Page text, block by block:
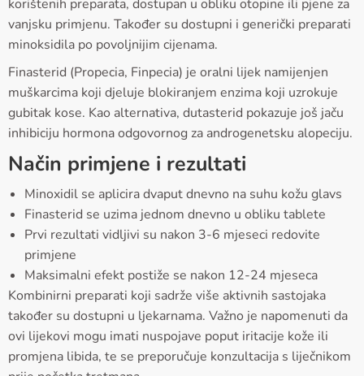
korištenih preparata, dostupan u obliku otopine ili pjene za
vanjsku primjenu. Također su dostupni i generički preparati
minoksidila po povoljnijim cijenama.
Finasterid (Propecia, Finpecia) je oralni lijek namijenjen
muškarcima koji djeluje blokiranjem enzima koji uzrokuje
gubitak kose. Kao alternativa, dutasterid pokazuje još jaču
inhibiciju hormona odgovornog za androgenetsku alopeciju.
Način primjene i rezultati
Minoxidil se aplicira dvaput dnevno na suhu kožu glavs
Finasterid se uzima jednom dnevno u obliku tablete
Prvi rezultati vidljivi su nakon 3-6 mjeseci redovite
primjene
Maksimalni efekt postiže se nakon 12-24 mjeseca
Kombinirni preparati koji sadrže više aktivnih sastojaka
također su dostupni u ljekarnama. Važno je napomenuti da
ovi lijekovi mogu imati nuspojave poput iritacije kože ili
promjena libida, te se preporučuje konzultacija s liječnikom